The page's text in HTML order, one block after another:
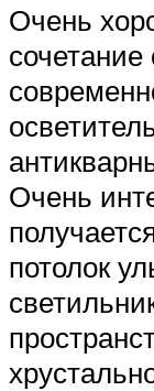
Очень
Очень
потолок